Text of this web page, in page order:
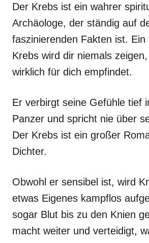
Der Krebs ist ein wahrer
Archäologe, der ständig auf
faszinierenden Fakten ist. Ein
Krebs wird dir niemals
wirklich für dich empfindet.
Er verbirgt seine Gefühle tief
Panzer und spricht nie über
Der Krebs ist ein großer
Dichter.
Obwohl er sensibel ist, wird
etwas Eigenes kampflos
sogar Blut bis zu den Knien
macht weiter und verteidigt,